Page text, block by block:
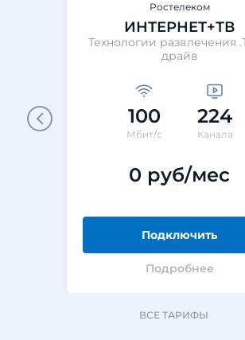
Ростелеком
ИНТЕРНЕТ+ТВ
Технологии развлечения
драйв
100
Мбит/с
224
Канала
0 руб/мес
Подключить
Подробнее
ВСЕ ТАРИФЫ